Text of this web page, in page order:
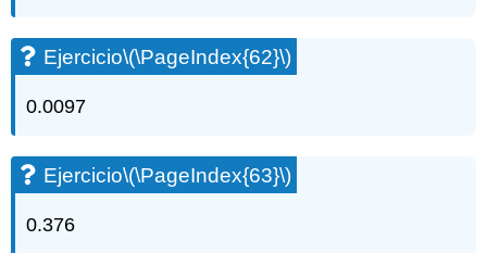
Ejercicio\(\PageIndex{62}\)
0.0097
Ejercicio\(\PageIndex{63}\)
0.376